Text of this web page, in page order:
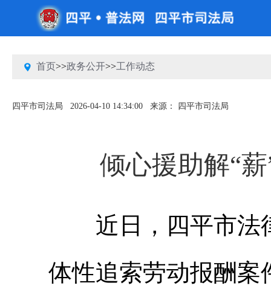
首页>>政务公开>>工作动态
四平市司法局 2026-04-10 14:34:00 来源： 四平市司法局
倾心援助解“
近日，四平市法
体性追索劳动报酬案